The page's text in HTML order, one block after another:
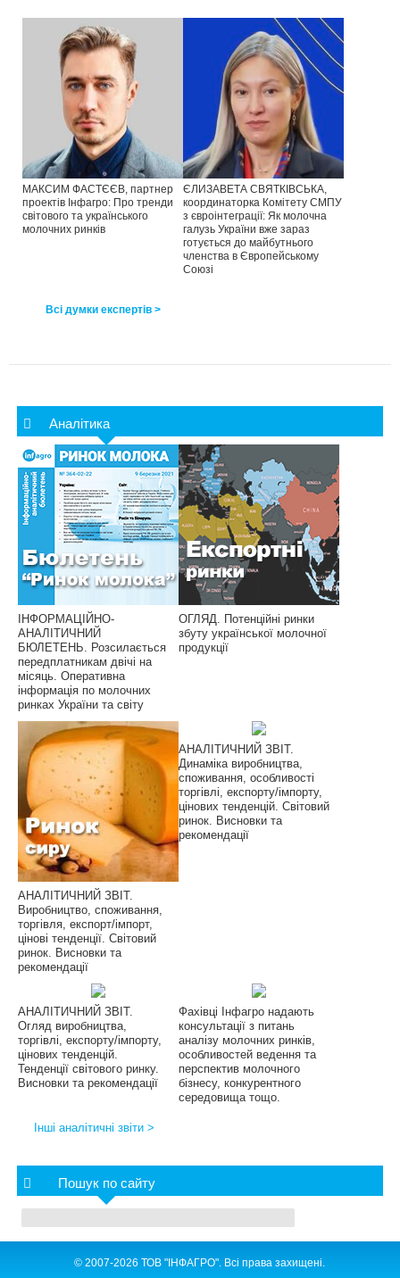
МАКСИМ ФАСТЄЄВ, партнер
проектів Інфагро: Про тренди
світового та українського
молочних ринків
ЄЛИЗАВЕТА СВЯТКІВСЬКА,
координаторка Комітету СМПУ
з євроінтеграції: Як молочна
галузь України вже зараз
готується до майбутнього
членства в Європейському
Союзі
Всі думки експертів >
Аналітика
ІНФОРМАЦІЙНО-
АНАЛІТИЧНИЙ
БЮЛЕТЕНЬ. Розсилається
передплатникам двічі на
місяць. Оперативна
інформація по молочних
ринках України та світу
ОГЛЯД. Потенційні ринки
збуту української молочної
продукції
АНАЛІТИЧНИЙ ЗВІТ.
Виробництво, споживання,
торгівля, експорт/імпорт,
цінові тенденції. Світовий
ринок. Висновки та
рекомендації
АНАЛІТИЧНИЙ ЗВІТ.
Динаміка виробництва,
споживання, особливості
торгівлі, експорту/імпорту,
цінових тенденцій. Світовий
ринок. Висновки та
рекомендації
АНАЛІТИЧНИЙ ЗВІТ.
Огляд виробництва,
торгівлі, експорту/імпорту,
цінових тенденцій.
Тенденції світового ринку.
Висновки та рекомендації
Фахівці Інфагро надають
консультації з питань
аналізу молочних ринків,
особливостей ведення та
перспектив молочного
бізнесу, конкурентного
середовища тощо.
Інші аналітичні звіти >
Пошук по сайту
© 2007-2026 ТОВ "ІНФАГРО". Всі права захищені.